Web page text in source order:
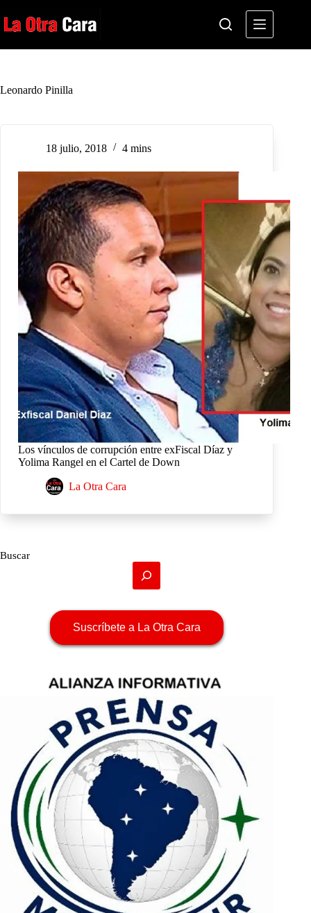
al
contenido
Leonardo Pinilla
18 julio, 2018 4 mins
Los vínculos de corrupción entre exFiscal Díaz y
Yolima Rangel en el Cartel de Down
La Otra Cara
Buscar
Suscríbete a La Otra Cara